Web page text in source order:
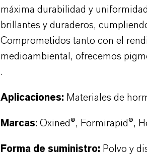
máxima durabilidad y
brillantes y duraderos,
Comprometidos tanto con el
medioambiental, ofrecemos
.
Aplicaciones: Materiales de
Marcas: Oxined®, Formirapid®,
Forma de suministro: Polvo y